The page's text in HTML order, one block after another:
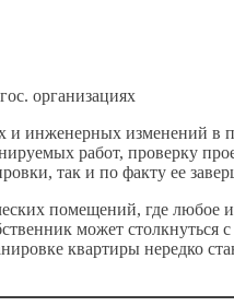
организациях
и инженерных изменений
работ, проверку
так и по факту ее
помещений, где
может
квартиры нередко